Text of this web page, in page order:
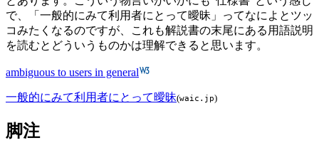
で、「一般的にみて利用者にとって曖昧」ってなによとツッ
コみたくなるのですが、これも解説書の末尾にある用語説明
を読むとどういうものかは理解できると思います。
ambiguous to users in general
一般的にみて利用者にとって曖昧(waic.jp)
脚注